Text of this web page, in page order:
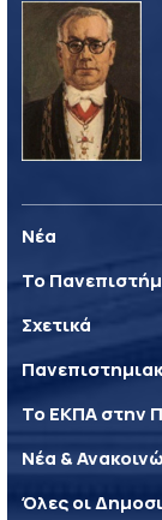
Νέα
Το
Σχετικά
Το ΕΚΠΑ στην
Νέα &
Όλες οι